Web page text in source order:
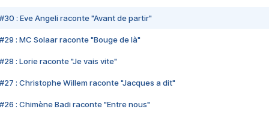
#30 : Eve Angeli raconte "Avant de partir"
#29 : MC Solaar raconte "Bouge de là"
#28 : Lorie raconte "Je vais vite"
#27 : Christophe Willem raconte "Jacques a dit"
#26 : Chimène Badi raconte "Entre nous"